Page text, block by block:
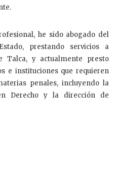
he sido abogado del
prestando servicios a
Talca, y actualmente presto
e instituciones que requieren
penales, incluyendo la
Derecho y la dirección de